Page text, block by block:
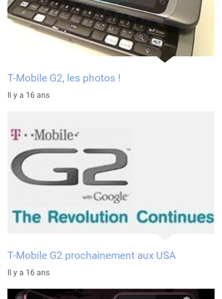
T-Mobile G2, les photos !
Il y a 16 ans
T-Mobile G2 prochainement aux USA
Il y a 16 ans